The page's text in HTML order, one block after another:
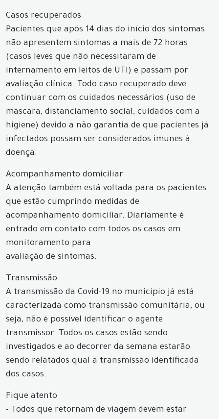
Casos recuperados
Pacientes que após 14 dias do início dos sintomas
não apresentem sintomas a mais de 72 horas
(casos leves que não necessitaram de
internamento em leitos de UTI) e passam por
avaliação clínica. Todo caso recuperado deve
continuar com os cuidados necessários (uso de
máscara, distanciamento social, cuidados com a
higiene) devido a não garantia de que pacientes já
infectados possam ser considerados imunes à
doença.
Acompanhamento domiciliar
A atenção também está voltada para os pacientes
que estão cumprindo medidas de
acompanhamento domiciliar. Diariamente é
entrado em contato com todos os casos em
monitoramento para
avaliação de sintomas.
Transmissão
A transmissão da Covid-19 no município já está
caracterizada como transmissão comunitária, ou
seja, não é possível identificar o agente
transmissor. Todos os casos estão sendo
investigados e ao decorrer da semana estarão
sendo relatados qual a transmissão identificada
dos casos.
Fique atento
- Todos que retornam de viagem devem estar